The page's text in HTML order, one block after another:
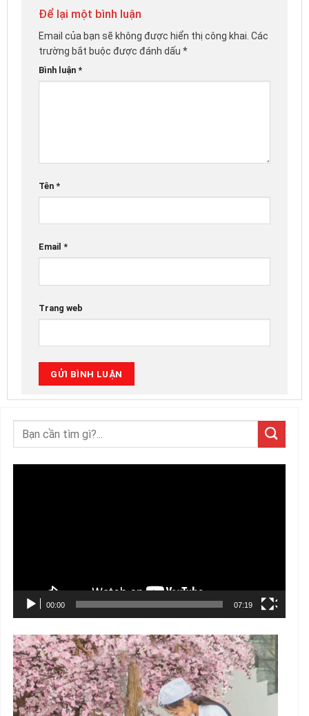
Để lại một bình luận
Email của bạn sẽ không được hiển thị công khai. Các
trường bắt buộc được đánh dấu *
Bình luận *
Tên *
Email *
Trang web
00:00 07:19